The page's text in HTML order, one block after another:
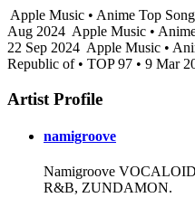
Apple Music • Anime Top
Aug 2024 Apple Music •
22 Sep 2024 Apple Music •
Republic of • TOP 97 • 9 Mar
Artist Profile
namigroove
Namigroove
R&B, ZUNDAMON.